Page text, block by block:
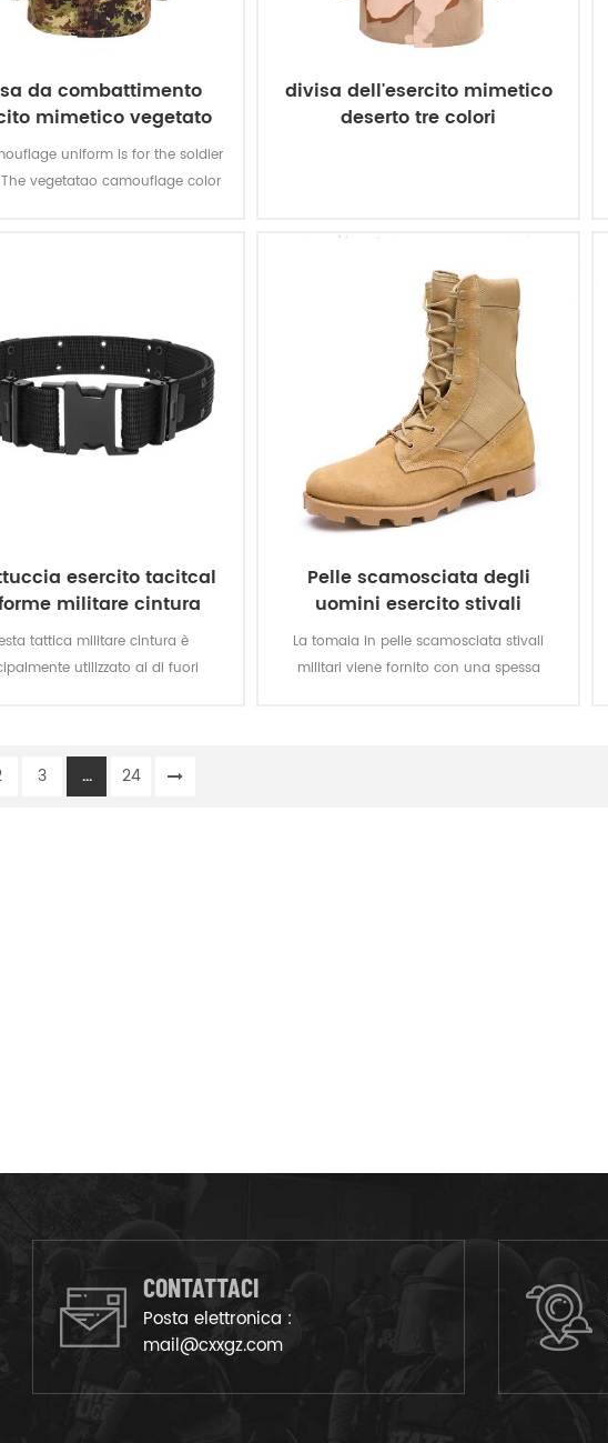
da combattimento
mimetico vegetato
italiano
uniform is for the soldier
vegetatao camouflage color
divisa dell'esercito mimetico
deserto tre colori
esercito tacitcal
militare cintura
tattica militare cintura è
utilizzato al di fuori
Pelle scamosciata degli
uomini esercito stivali
La tomaia in pelle scamosciata stivali
militari viene fornito con una spessa
3 ... 24
CONTATTACI
Posta elettronica :
mail@cxxgz.com